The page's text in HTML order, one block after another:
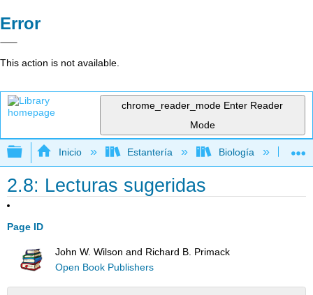
Error
This action is not available.
chrome_reader_mode Enter Reader
Mode
Expandir/contraer jerarquía global
Inicio Estantería Biología
2.8: Lecturas sugeridas
Page ID
John W. Wilson and Richard B. Primack
Open Book Publishers